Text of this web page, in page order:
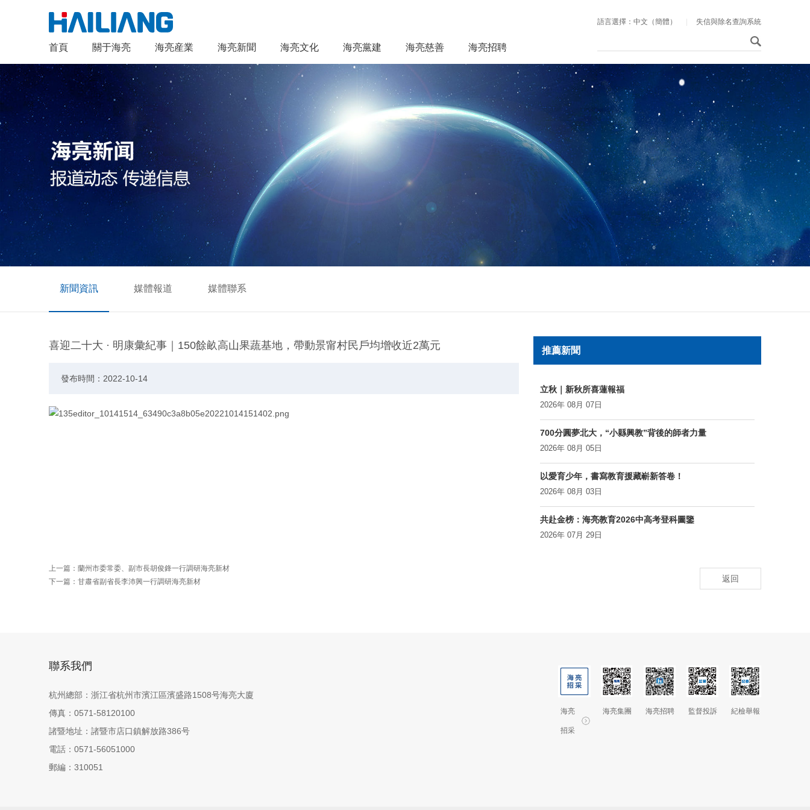
首頁 關于海亮 海亮産業 海亮新聞 海亮文化 海亮黨建 海亮慈善 海亮招聘
失信與除名查詢系統
語言選擇：中文（簡體）
新聞資訊 媒體報道 媒體聯系
喜迎二十大 · 明康彙紀事｜150餘畝高山果蔬基地，帶動景甯村民戶均增收近2萬元
發布時間：2022-10-14
推薦新聞
立秋｜新秋所喜蓮報福
2026年 08月 07日
700分圓夢北大，“小縣興教”背後的師者力量
2026年 08月 05日
以愛育少年，書寫教育援藏嶄新答卷！
2026年 08月 03日
共赴金榜：海亮教育2026中高考登科圖鑒
2026年 07月 29日
上一篇： 蘭州市委常委、副市長胡俊鋒一行調研海亮新材
下一篇： 甘肅省副省長李沛興一行調研海亮新材 返回
聯系我們
杭州總部：浙江省杭州市濱江區濱盛路1508号海亮大廈
傳真：0571-58120100
諸暨地址：諸暨市店口鎮解放路386号
電話：0571-56051000
郵編：310051
海亮
招采
海亮集團 海亮招聘 監督投訴 紀檢舉報